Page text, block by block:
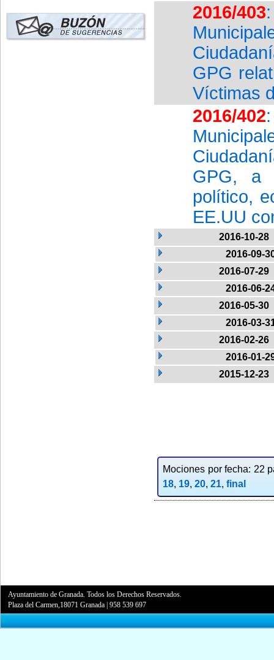
2016/403
GPG
Víctimas
2016/402
GPG, a
político,
EE.UU
2016-10-28
2016-09-
2016-07-29
2016-06-
2016-05-30
2016-03-
2016-02-26
2016-01-
2015-12-23
Mociones por fecha: 22
18, 19, 20, 21, final
Ayuntamiento de Granada. Todos los Derechos Reservados.
Plaza del Carmen,18071 Granada |958 539 697